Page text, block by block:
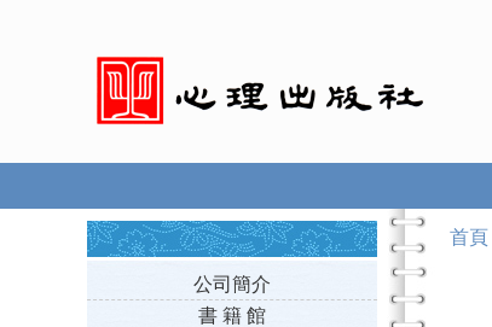
公司簡介
書 籍 館
首頁